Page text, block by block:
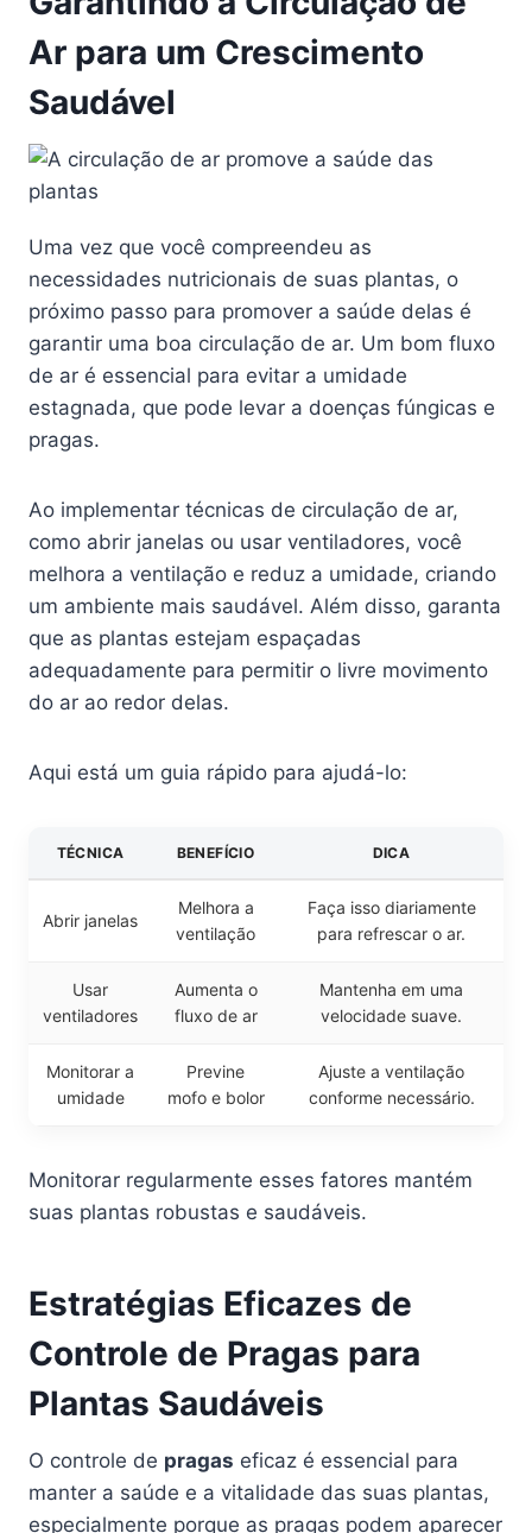
Ar para um Crescimento
Saudável
Uma vez que você compreendeu as
necessidades nutricionais de suas plantas, o
próximo passo para promover a saúde delas é
garantir uma boa circulação de ar. Um bom fluxo
de ar é essencial para evitar a umidade
estagnada, que pode levar a doenças fúngicas e
pragas.
Ao implementar técnicas de circulação de ar,
como abrir janelas ou usar ventiladores, você
melhora a ventilação e reduz a umidade, criando
um ambiente mais saudável. Além disso, garanta
que as plantas estejam espaçadas
adequadamente para permitir o livre movimento
do ar ao redor delas.
Aqui está um guia rápido para ajudá-lo:
TÉCNICA BENEFÍCIO DICA
Abrir janelas
Melhora a
ventilação
Faça isso diariamente
para refrescar o ar.
Usar
ventiladores
Aumenta o
fluxo de ar
Mantenha em uma
velocidade suave.
Monitorar a
umidade
Previne
mofo e bolor
Ajuste a ventilação
conforme necessário.
Monitorar regularmente esses fatores mantém
suas plantas robustas e saudáveis.
Estratégias Eficazes de
Controle de Pragas para
Plantas Saudáveis
O controle de pragas eficaz é essencial para
manter a saúde e a vitalidade das suas plantas,
especialmente porque as pragas podem aparecer